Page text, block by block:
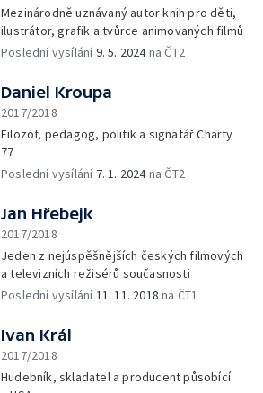
Mezinárodně uznávaný autor knih pro děti,
ilustrátor, grafik a tvůrce animovaných filmů
Poslední vysílání9. 5. 2024na ČT2
Daniel Kroupa
2017/2018
Filozof, pedagog, politik a signatář Charty
77
Poslední vysílání 7. 1. 2024na ČT2
Jan Hřebejk
2017/2018
Jeden z nejúspěšnějších českých filmových
a televizních režisérů současnosti
Poslední vysílání11. 11. 2018 na ČT1
Ivan Král
2017/2018
Hudebník, skladatel a producent působící